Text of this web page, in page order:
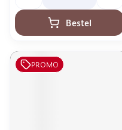
Bestel
PROMO